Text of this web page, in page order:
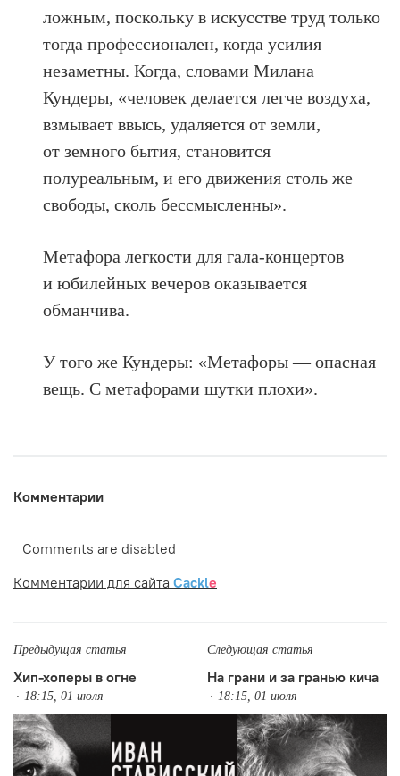
ложным, поскольку в искусстве труд только
тогда профессионален, когда усилия
незаметны. Когда, словами Милана
Кундеры, «человек делается легче воздуха,
взмывает ввысь, удаляется от земли,
от земного бытия, становится
полуреальным, и его движения столь же
свободы, сколь бессмысленны».
Метафора легкости для гала-концертов
и юбилейных вечеров оказывается
обманчива.
У того же Кундеры: «Метафоры — опасная
вещь. С метафорами шутки плохи».
Комментарии
Comments are disabled
Комментарии для сайта Cackle
Предыдущая статья
Хип-хоперы в огне
18:15, 01 июля
Следующая статья
На грани и за гранью кича
18:15, 01 июля